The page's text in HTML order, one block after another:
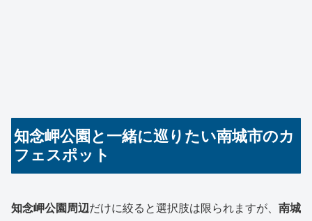
知念岬公園と一緒に巡りたい南城市のカ
フェスポット
知念岬公園周辺だけに絞ると選択肢は限られますが、 南城